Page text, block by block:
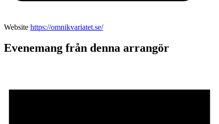
Website https://omnikvariatet.se/
Evenemang från denna arrangör